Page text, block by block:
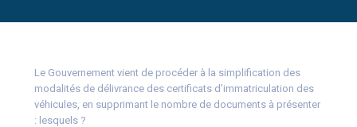
Le Gouvernement vient de procéder à la simplification des
modalités de délivrance des certificats d’immatriculation des
véhicules, en supprimant le nombre de documents à présenter
: lesquels ?